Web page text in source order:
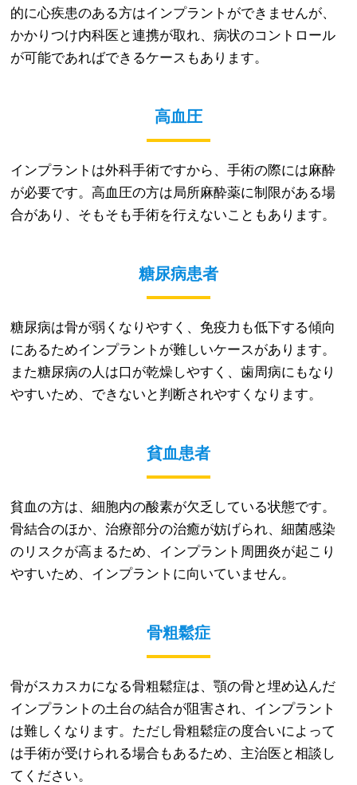
的に心疾患のある方はインプラントができませんが、
かかりつけ内科医と連携が取れ、病状のコントロール
が可能であればできるケースもあります。
高血圧
インプラントは外科手術ですから、手術の際には麻酔
が必要です。高血圧の方は局所麻酔薬に制限がある場
合があり、そもそも手術を行えないこともあります。
糖尿病患者
糖尿病は骨が弱くなりやすく、免疫力も低下する傾向
にあるためインプラントが難しいケースがあります。
また糖尿病の人は口が乾燥しやすく、歯周病にもなり
やすいため、できないと判断されやすくなります。
貧血患者
貧血の方は、細胞内の酸素が欠乏している状態です。
骨結合のほか、治療部分の治癒が妨げられ、細菌感染
のリスクが高まるため、インプラント周囲炎が起こり
やすいため、インプラントに向いていません。
骨粗鬆症
骨がスカスカになる骨粗鬆症は、顎の骨と埋め込んだ
インプラントの土台の結合が阻害され、インプラント
は難しくなります。ただし骨粗鬆症の度合いによって
は手術が受けられる場合もあるため、主治医と相談し
てください。